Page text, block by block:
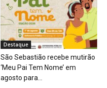
Destaque
São Sebastião recebe mutirão
‘Meu Pai Tem Nome’ em
agosto para...